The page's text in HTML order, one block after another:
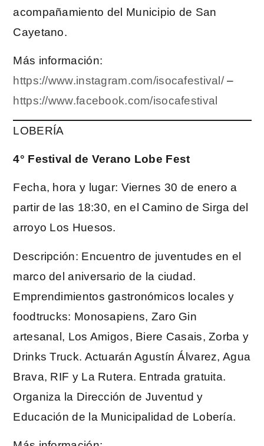
acompañamiento del Municipio de San
Cayetano.
Más información:
https://www.instagram.com/isocafestival/ –
https://www.facebook.com/isocafestival
LOBERÍA
4° Festival de Verano Lobe Fest
Fecha, hora y lugar: Viernes 30 de enero a
partir de las 18:30, en el Camino de Sirga del
arroyo Los Huesos.
Descripción: Encuentro de juventudes en el
marco del aniversario de la ciudad.
Emprendimientos gastronómicos locales y
foodtrucks: Monosapiens, Zaro Gin
artesanal, Los Amigos, Biere Casais, Zorba y
Drinks Truck. Actuarán Agustín Álvarez, Agua
Brava, RIF y La Rutera. Entrada gratuita.
Organiza la Dirección de Juventud y
Educación de la Municipalidad de Lobería.